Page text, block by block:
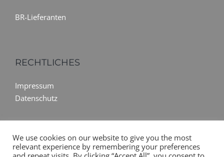
BR-Lieferanten
RECHTLICHES
Impressum
Datenschutz
We use cookies on our website to give you the most
relevant experience by remembering your preferences